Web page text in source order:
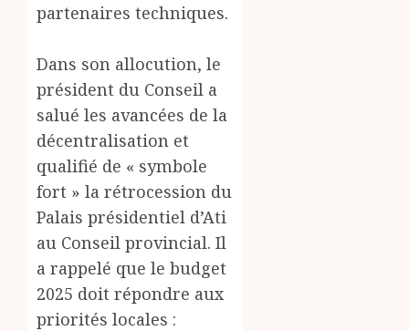
partenaires techniques.
Dans son allocution, le
président du Conseil a
salué les avancées de la
décentralisation et
qualifié de « symbole
fort » la rétrocession du
Palais présidentiel d’Ati
au Conseil provincial. Il
a rappelé que le budget
2025 doit répondre aux
priorités locales :